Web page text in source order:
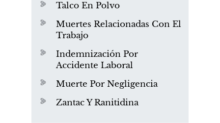
Talco En Polvo
Muertes Relacionadas Con El
Trabajo
Indemnización Por
Accidente Laboral
Muerte Por Negligencia
Zantac Y Ranitidina